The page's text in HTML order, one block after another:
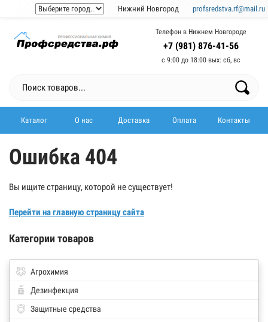
Нижний Новгород profsredstva.rf@mail.ru
Телефон в Нижнем Новгороде
+7 (981) 876-41-56
с 9:00 до 18:00 выx: сб, вс
Каталог О нас Доставка Оплата Контакты
Ошибка 404
Вы ищите страницу, которой не существует!
Перейти на главную страницу сайта
Категории товаров
Агрохимия
Дезинфекция
Защитные средства